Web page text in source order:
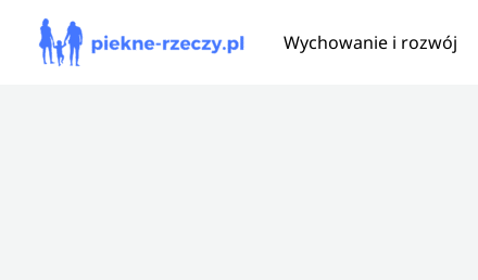
Przejdź
treści
Wychowanie i rozwój